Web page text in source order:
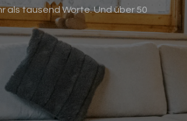
als tausend Worte. Und über 50